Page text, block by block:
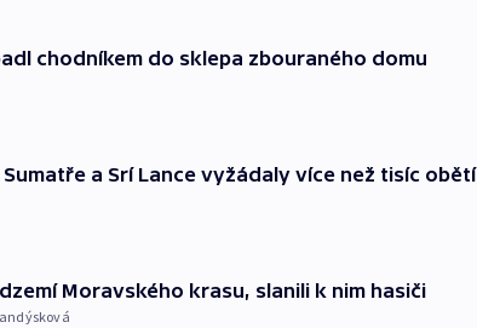
chodníkem do sklepa zbouraného domu
a Srí Lance vyžádaly více než tisíc obětí
Moravského krasu, slanili k nim hasiči